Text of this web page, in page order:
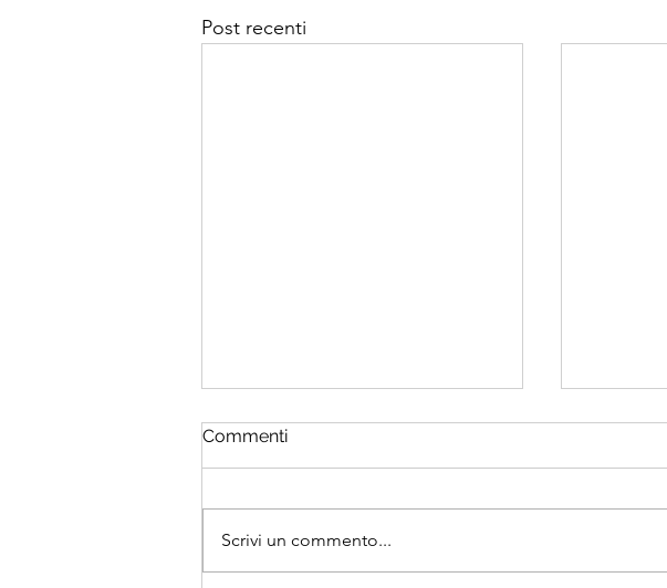
Post recenti
Commenti
Scrivi un commento...